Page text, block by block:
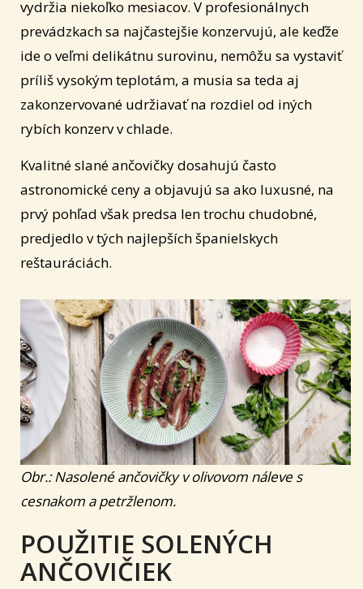
vydržia niekoľko mesiacov. V profesionálnych
prevádzkach sa najčastejšie konzervujú, ale keďže
ide o veľmi delikátnu surovinu, nemôžu sa vystaviť
príliš vysokým teplotám, a musia sa teda aj
zakonzervované udržiavať na rozdiel od iných
rybích konzerv v chlade.
Kvalitné slané ančovičky dosahujú často
astronomické ceny a objavujú sa ako luxusné, na
prvý pohľad však predsa len trochu chudobné,
predjedlo v tých najlepších španielskych
reštauráciách.
Obr.: Nasolené ančovičky v olivovom náleve s
cesnakom a petržlenom.
POUŽITIE SOLENÝCH
ANČOVIČIEK